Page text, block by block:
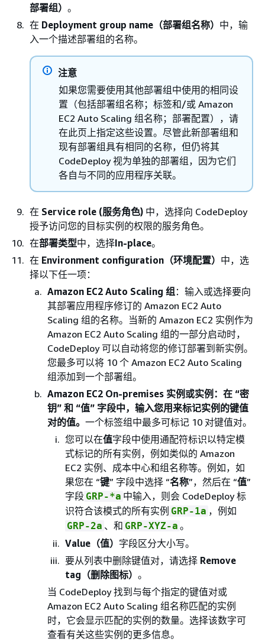
部署组） 。
在 Deployment group name（部署组名称） 中，输
入一个描述部署组的名称。
注意
如果您需要使用其他部署组中使用的相同设
置（包括部署组名称；标签和/或 Amazon
EC2 Auto Scaling 组名称；部署配置），请
在此页上指定这些设置。尽管此新部署组和
现有部署组具有相同的名称，但仍将其
CodeDeploy 视为单独的部署组，因为它们
各自与不同的应用程序关联。
在 Service role (服务角色) 中，选择向 CodeDeploy
授予访问您的目标实例的权限的服务角色。
在部署类型中，选择In-place。
在 Environment configuration（环境配置） 中，选
择以下任一项：
Amazon EC2 Auto Scaling 组：输入或选择要向
其部署应用程序修订的 Amazon EC2 Auto
Scaling 组的名称。当新的 Amazon EC2 实例作为
Amazon EC2 Auto Scaling 组的一部分启动时，
CodeDeploy 可以自动将您的修订部署到新实例。
您最多可以将 10 个 Amazon EC2 Auto Scaling
组添加到一个部署组。
Amazon EC2 On-premises 实例 或实例 ：在 “密
钥” 和 “值” 字段中，输入您用来标记实例的键值
对的值。 一个标签组中最多可标记 10 对键值对。
您可以在值字段中使用通配符标识以特定模
式标记的所有实例，例如类似的 Amazon
EC2 实例、成本中心和组名称等。例如，如
果您在 “键” 字段中选择 “名称”，然后在 “值”
字段 GRP-*a 中输入，则会 CodeDeploy 标
识符合该模式的所有实例 GRP-1a ，例如
GRP-2a 、和 GRP-XYZ-a 。
Value（值） 字段区分大小写。
要从列表中删除键值对，请选择 Remove
tag（删除图标） 。
当 CodeDeploy 找到与每个指定的键值对或
Amazon EC2 Auto Scaling 组名称匹配的实例
时，它会显示匹配的实例的数量。选择该数字可
查看有关这些实例的更多信息。